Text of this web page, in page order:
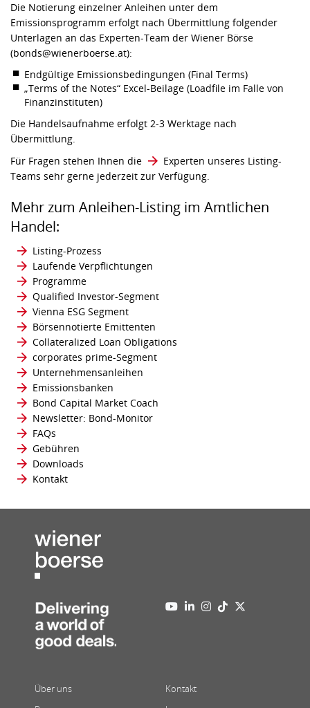
Die Notierung einzelner Anleihen unter dem
Emissionsprogramm erfolgt nach Übermittlung folgender
Unterlagen an das Experten-Team der Wiener Börse
(bonds@wienerboerse.at):
Endgültige Emissionsbedingungen (Final Terms)
„Terms of the Notes“ Excel-Beilage (Loadfile im Falle von
Finanzinstituten)
Die Handelsaufnahme erfolgt 2-3 Werktage nach
Übermittlung.
Für Fragen stehen Ihnen die
Experten unseres Listing-
Teams sehr gerne jederzeit zur Verfügung.
Mehr zum Anleihen-Listing im Amtlichen
Handel:
Listing-Prozess
Laufende Verpflichtungen
Programme
Qualified Investor-Segment
Vienna ESG Segment
Börsennotierte Emittenten
Collateralized Loan Obligations
corporates prime-Segment
Unternehmensanleihen
Emissionsbanken
Bond Capital Market Coach
Newsletter: Bond-Monitor
FAQs
Gebühren
Downloads
Kontakt
Über uns
Kontakt